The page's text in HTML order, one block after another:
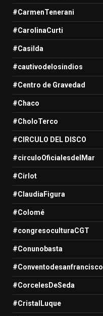
#CarmenTenerani
#CarolinaCurti
#Casilda
#cautivodelosindios
#Centro de Gravedad
#Chaco
#CholoTerco
#CIRCULO DEL DISCO
#circuloOficialesdelMar
#Cirlot
#ClaudiaFigura
#Colomé
#congresoculturaCGT
#Conunobasta
#Conventodesanfrancisco
#CorcelesDeSeda
#CristalLuque